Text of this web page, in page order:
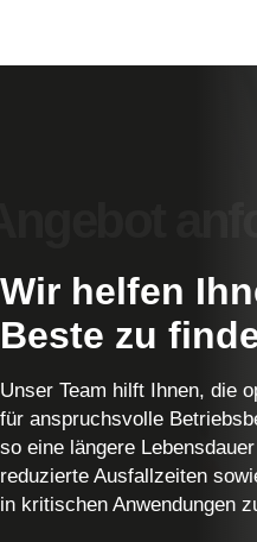
Wir helfen
Beste zu
Unser Team hilft Ihnen, die
für anspruchsvolle
so eine längere
reduzierte Ausfallzeiten
in kritischen Anwendungen